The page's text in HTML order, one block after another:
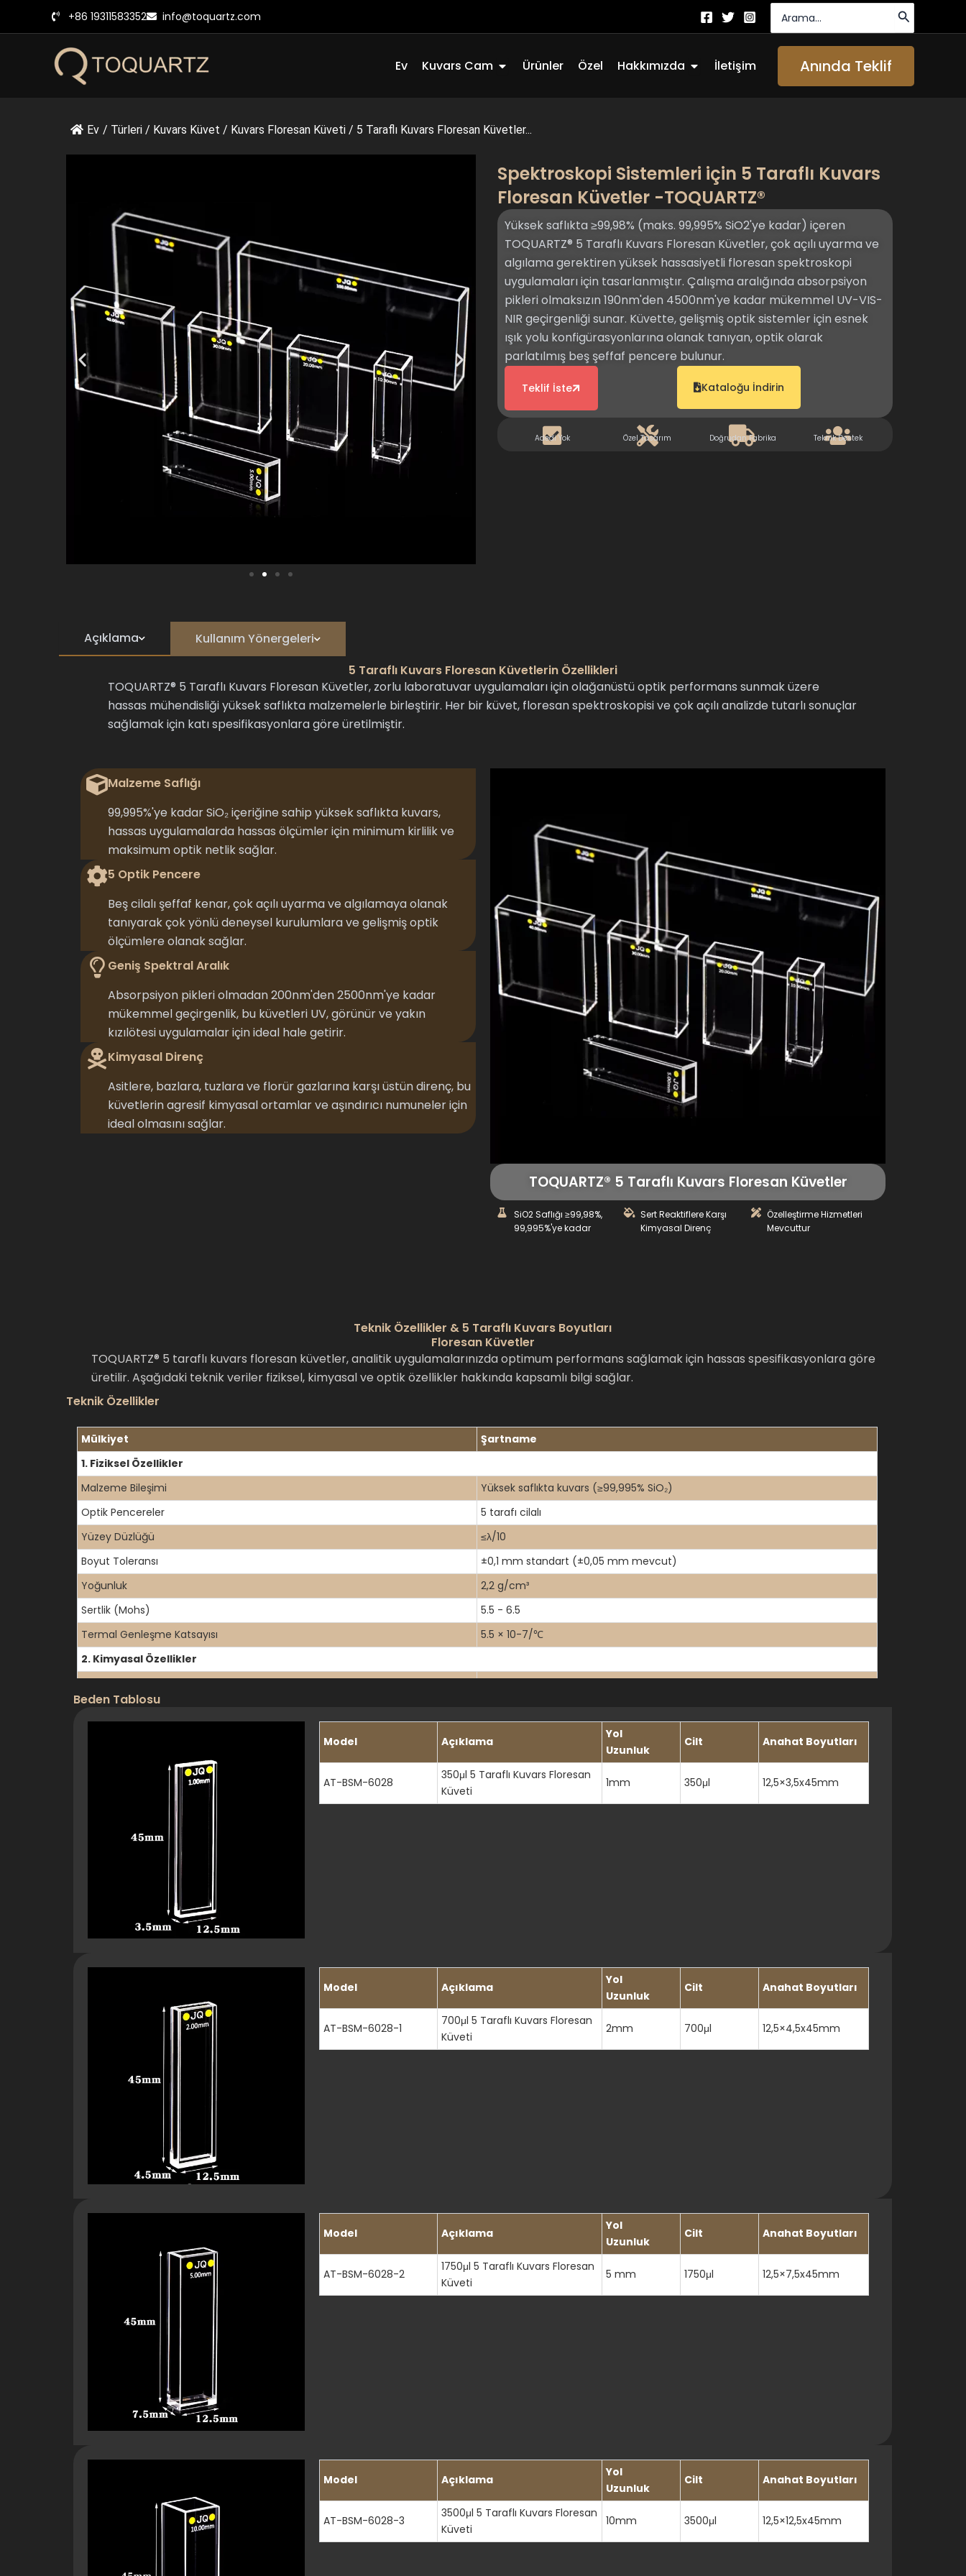
+86 19311583352 info@toquartz.com
Ev Kuvars Cam Açık Quartz Glass
Ürünler Özel Hakkımızda Açık About Us
İletişim Anında Teklif
Ev / Türleri / Kuvars Küvet / Kuvars Floresan Küveti / 5 Taraflı Kuvars Floresan Küvetler...
Spektroskopi Sistemleri için 5 Taraflı Kuvars
Floresan Küvetler -TOQUARTZ®
Yüksek saflıkta ≥99,98% (maks. 99,995% SiO2'ye kadar) içeren
TOQUARTZ® 5 Taraflı Kuvars Floresan Küvetler, çok açılı uyarma ve
algılama gerektiren yüksek hassasiyetli floresan spektroskopi
uygulamaları için tasarlanmıştır. Çalışma aralığında absorpsiyon
pikleri olmaksızın 190nm'den 4500nm'ye kadar mükemmel UV-VIS-
NIR geçirgenliği sunar. Küvette, gelişmiş optik sistemler için esnek
ışık yolu konfigürasyonlarına olanak tanıyan, optik olarak
parlatılmış beş şeffaf pencere bulunur.
Teklif İste Kataloğu İndirin
Adedi Yok Özel Tasarım Doğrudan Fabrika Teknik Destek
Açıklama
Kullanım Yönergeleri
5 Taraflı Kuvars Floresan Küvetlerin Özellikleri
TOQUARTZ® 5 Taraflı Kuvars Floresan Küvetler, zorlu laboratuvar uygulamaları için olağanüstü optik performans sunmak üzere
hassas mühendisliği yüksek saflıkta malzemelerle birleştirir. Her bir küvet, floresan spektroskopisi ve çok açılı analizde tutarlı sonuçlar
sağlamak için katı spesifikasyonlara göre üretilmiştir.
Malzeme Saflığı
99,995%'ye kadar SiO₂ içeriğine sahip yüksek saflıkta kuvars,
hassas uygulamalarda hassas ölçümler için minimum kirlilik ve
maksimum optik netlik sağlar.
5 Optik Pencere
Beş cilalı şeffaf kenar, çok açılı uyarma ve algılamaya olanak
tanıyarak çok yönlü deneysel kurulumlara ve gelişmiş optik
ölçümlere olanak sağlar.
Geniş Spektral Aralık
Absorpsiyon pikleri olmadan 200nm'den 2500nm'ye kadar
mükemmel geçirgenlik, bu küvetleri UV, görünür ve yakın
kızılötesi uygulamalar için ideal hale getirir.
Kimyasal Direnç
Asitlere, bazlara, tuzlara ve florür gazlarına karşı üstün direnç, bu
küvetlerin agresif kimyasal ortamlar ve aşındırıcı numuneler için
ideal olmasını sağlar.
TOQUARTZ® 5 Taraflı Kuvars Floresan Küvetler
SiO2 Saflığı ≥99,98%,
99,995%'ye kadar
Sert Reaktiflere Karşı
Kimyasal Direnç
Özelleştirme Hizmetleri
Mevcuttur
Teknik Özellikler & 5 Taraflı Kuvars Boyutları
Floresan Küvetler
TOQUARTZ® 5 taraflı kuvars floresan küvetler, analitik uygulamalarınızda optimum performans sağlamak için hassas spesifikasyonlara göre
üretilir. Aşağıdaki teknik veriler fiziksel, kimyasal ve optik özellikler hakkında kapsamlı bilgi sağlar.
Teknik Özellikler
Mülkiyet
Şartname
1. Fiziksel Özellikler
Malzeme Bileşimi
Yüksek saflıkta kuvars (≥99,995% SiO₂)
Optik Pencereler
5 tarafı cilalı
Yüzey Düzlüğü
≤λ/10
Boyut Toleransı
±0,1 mm standart (±0,05 mm mevcut)
Yoğunluk
2,2 g/cm³
Sertlik (Mohs)
5.5 - 6.5
Termal Genleşme Katsayısı
5.5 × 10-7/℃
2. Kimyasal Özellikler
Su Emme
Oda sıcaklığında ihmal edilebilir
190-4500nm (UV-VIS-NIR)
Kırılma İndisi (589,3nm)
146%
UV İletimi (254nm)
Beden Tablosu
Model Açıklama
Yol
Uzunluk
Cilt Anahat Boyutları
AT-BSM-6028
350μl 5 Taraflı Kuvars Floresan
Küveti
1mm 350μl 12,5×3,5x45mm
Model Açıklama
Yol
Uzunluk
Cilt Anahat Boyutları
AT-BSM-6028-1
700μl 5 Taraflı Kuvars Floresan
Küveti
2mm 700μl 12,5×4,5x45mm
Model Açıklama
Yol
Uzunluk
Cilt Anahat Boyutları
AT-BSM-6028-2
1750μl 5 Taraflı Kuvars Floresan
Küveti
5 mm 1750μl 12,5×7,5x45mm
Model Açıklama
Yol
Uzunluk
Cilt Anahat Boyutları
AT-BSM-6028-3
3500μl 5 Taraflı Kuvars Floresan
Küveti
10mm 3500μl 12,5×12,5x45mm